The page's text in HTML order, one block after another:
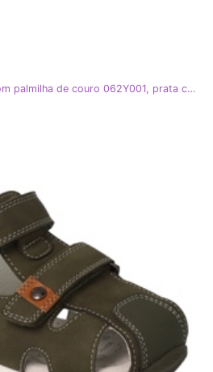
Sandálias infantis Befado com palmilha de couro 062Y001, prata com corações